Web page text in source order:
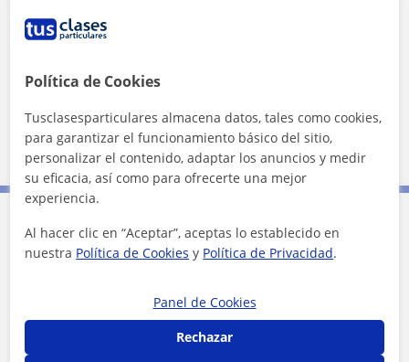
¿Quieres saber más de Victoria?
★★★
Ver perfil
Contacta con Victoria
Política de Cookies
Tusclasesparticulares almacena datos, tales como cookies,
para garantizar el funcionamiento básico del sitio,
personalizar el contenido, adaptar los anuncios y medir
su eficacia, así como para ofrecerte una mejor
experiencia.
Al hacer clic en “Aceptar”, aceptas lo establecido en
nuestra Política de Cookies y Política de Privacidad.
Panel de Cookies
Rechazar